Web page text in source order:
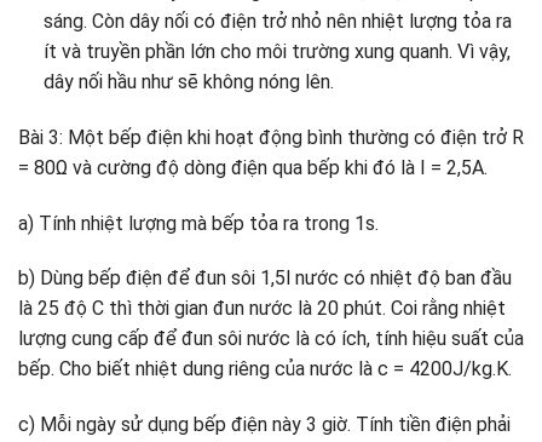
sáng. Còn dây nối có điện trở nhỏ nên nhiệt lượng tỏa ra
ít và truyền phần lớn cho môi trường xung quanh. Vì vậy,
dây nối hầu như sẽ không nóng lên.
Bài 3: Một bếp điện khi hoạt động bình thường có điện trở R
= 80Ω và cường độ dòng điện qua bếp khi đó là I = 2,5A.
a) Tính nhiệt lượng mà bếp tỏa ra trong 1s.
b) Dùng bếp điện để đun sôi 1,5l nước có nhiệt độ ban đầu
là 25 độ C thì thời gian đun nước là 20 phút. Coi rằng nhiệt
lượng cung cấp để đun sôi nước là có ích, tính hiệu suất của
bếp. Cho biết nhiệt dung riêng của nước là c = 4200J/kg.K.
c) Mỗi ngày sử dụng bếp điện này 3 giờ. Tính tiền điện phải